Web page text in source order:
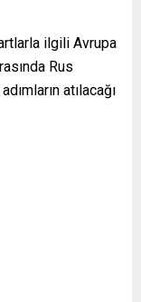
ilgili Avrupa
Rus
atılacağı